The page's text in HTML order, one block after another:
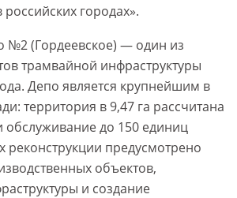
городах».
№2 (Гордеевское) — один из
трамвайной инфраструктуры
Депо является крупнейшим в
территория в 9,47 га рассчитана
до 150 единиц
реконструкции предусмотрено
объектов,
и создание